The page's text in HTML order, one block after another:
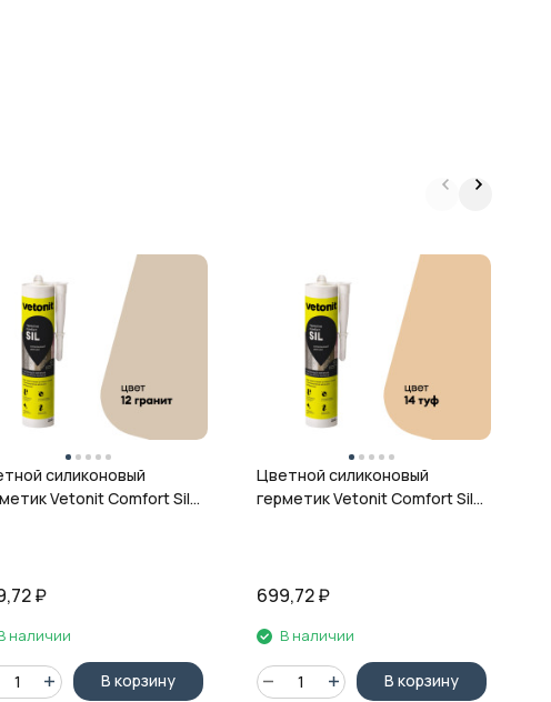
силиконовый
Vetonit Comfort Sil,
₽
наличии
В корзину
Цветной силиконовый
герметик Vetonit Comfort Sil,
699,72₽
В наличии
В корзину